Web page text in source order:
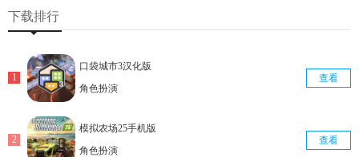
下载排行
口袋城市3汉化版
角色扮演
查看
模拟农场25手机版
角色扮演
查看